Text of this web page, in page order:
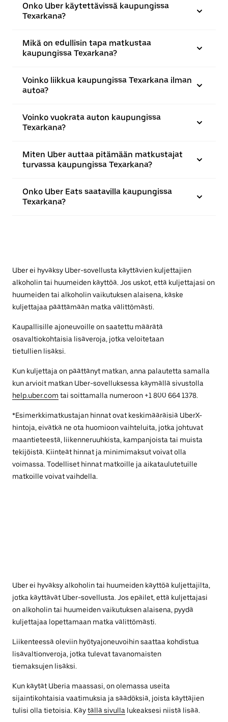
Onko Uber käytettävissä kaupungissa
Texarkana?
Mikä on edullisin tapa matkustaa
kaupungissa Texarkana?
Voinko liikkua kaupungissa Texarkana ilman
autoa?
Voinko vuokrata auton kaupungissa
Texarkana?
Miten Uber auttaa pitämään matkustajat
turvassa kaupungissa Texarkana?
Onko Uber Eats saatavilla kaupungissa
Texarkana?
Uber ei hyväksy Uber-sovellusta käyttävien kuljettajien
alkoholin tai huumeiden käyttöä. Jos uskot, että kuljettajasi on
huumeiden tai alkoholin vaikutuksen alaisena, käske
kuljettajaa päättämään matka välittömästi.
Kaupallisille ajoneuvoille on saatettu määrätä
osavaltiokohtaisia lisäveroja, jotka veloitetaan
tietullien lisäksi.
Kun kuljettaja on päättänyt matkan, anna palautetta samalla
kun arvioit matkan Uber-sovelluksessa käymällä sivustolla
help.uber.com tai soittamalla numeroon +1 800 664 1378.
*Esimerkkimatkustajan hinnat ovat keskimääräisiä UberX-
hintoja, eivätkä ne ota huomioon vaihteluita, jotka johtuvat
maantieteestä, liikenneruuhkista, kampanjoista tai muista
tekijöistä. Kiinteät hinnat ja minimimaksut voivat olla
voimassa. Todelliset hinnat matkoille ja aikataulutetuille
matkoille voivat vaihdella.
Uber ei hyväksy alkoholin tai huumeiden käyttöä kuljettajilta,
jotka käyttävät Uber-sovellusta. Jos epäilet, että kuljettajasi
on alkoholin tai huumeiden vaikutuksen alaisena, pyydä
kuljettajaa lopettamaan matka välittömästi.
Liikenteessä oleviin hyötyajoneuvoihin saattaa kohdistua
lisävaltionveroja, jotka tulevat tavanomaisten
tiemaksujen lisäksi.
Kun käytät Uberia maassasi, on olemassa useita
sijaintikohtaisia vaatimuksia ja säädöksiä, joista käyttäjien
tulisi olla tietoisia. Käytällä sivulla lukeaksesi niistä lisää.